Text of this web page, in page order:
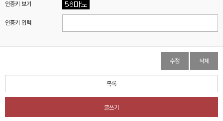
인증키 보기
인증키 입력
수정 삭제
목록
글쓰기